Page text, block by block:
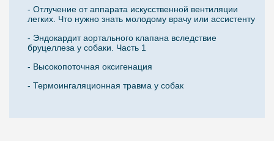
- Отлучение от аппарата искусственной вентиляции
легких. Что нужно знать молодому врачу или ассистенту
- Эндокардит аортального клапана вследствие
бруцеллеза у собаки. Часть 1
- Высокопоточная оксигенация
- Термоингаляционная травма у собак